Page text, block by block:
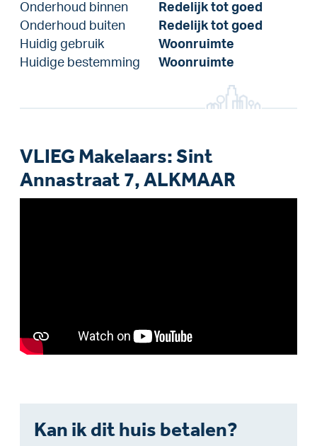
Onderhoud binnen
Redelijk tot goed
Onderhoud buiten
Redelijk tot goed
Huidig gebruik
Woonruimte
Huidige bestemming
Woonruimte
VLIEG Makelaars: Sint
Annastraat 7, ALKMAAR
Kan ik dit huis betalen?